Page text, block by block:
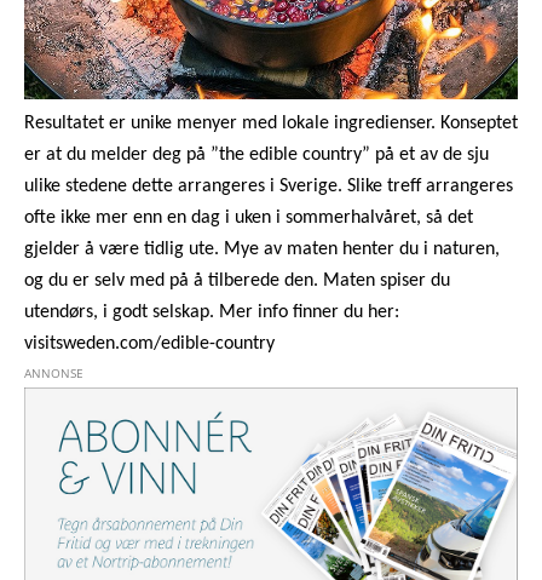
Resultatet er unike menyer med lokale ingredienser. Konseptet
er at du melder deg på ”the edible country” på et av de sju
ulike stedene dette arrangeres i Sverige. Slike treff arrangeres
ofte ikke mer enn en dag i uken i sommerhalvåret, så det
gjelder å være tidlig ute. Mye av maten henter du i naturen,
og du er selv med på å tilberede den. Maten spiser du
utendørs, i godt selskap. Mer info finner du her:
visitsweden.com/edible-country